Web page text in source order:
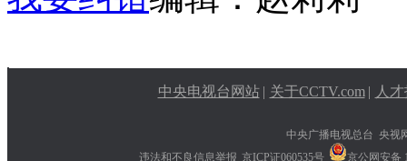
中央电视台网站 | 关于CCTV.com | 人
中央广播电视总台 央视
违法和不良信息举报 京ICP证060535号 京公网安备